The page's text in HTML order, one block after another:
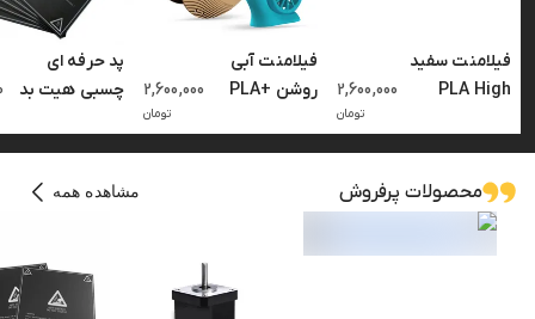
فیلامنت سفید
PLA High
Anycubic
2,600,000
تومان
فیلامنت آبی
روشن PLA+
2,600,000
تومان
پد حرفه ای
چسبی هیت بد
متر پرینتر سه
محصولات پرفروش مشاهده همه